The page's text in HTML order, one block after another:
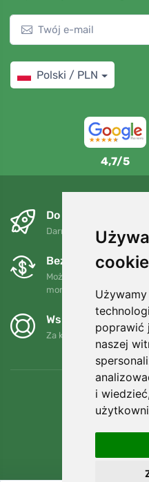
cookie
poprawić
naszej
i
Polski / PLN
4,7/5
Do następnego
Darmowa wysyłka dla
Bezpłatne
Możesz zwrócić lub
momencie w ciągu 90 dni.
Wspieramy
Za każde zamówienie